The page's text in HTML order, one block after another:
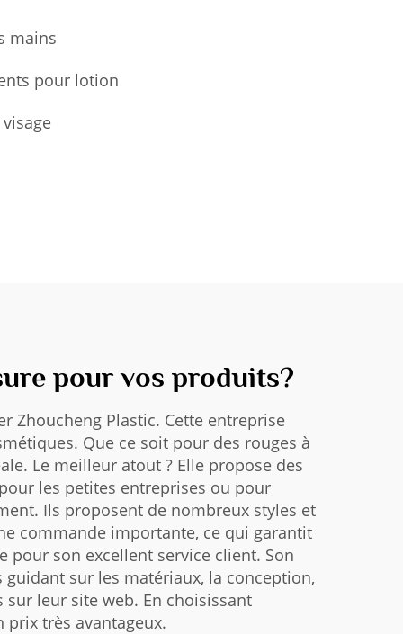
mains
pour lotion
pour vos produits?
Zhoucheng Plastic. Cette entreprise
Que ce soit pour des rouges à
Le meilleur atout ? Elle propose des
les petites entreprises ou pour
Ils proposent de nombreux styles et
commande importante, ce qui garantit
pour son excellent service client. Son
sur les matériaux, la conception,
leur site web. En choisissant
prix très avantageux.